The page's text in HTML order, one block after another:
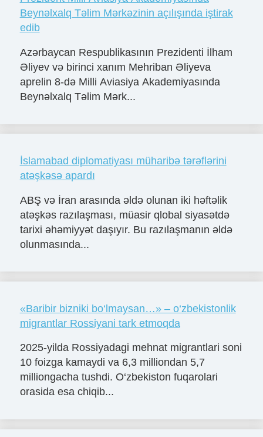
Beynəlxalq Təlim Mərkəzinin açılışında iştirak
edib
Azərbaycan Respublikasının Prezidenti İlham
Əliyev və birinci xanım Mehriban Əliyeva
aprelin 8-də Milli Aviasiya Akademiyasında
Beynəlxalq Təlim Mərk...
İslamabad diplomatiyası müharibə tərəflərini
atəşkəsə apardı
ABŞ və İran arasında əldə olunan iki həftəlik
atəşkəs razılaşması, müasir qlobal siyasətdə
tarixi əhəmiyyət daşıyır. Bu razılaşmanın əldə
olunmasında...
«Baribir bizniki bo‘lmaysan…» – o‘zbekistonlik
migrantlar Rossiyani tark etmoqda
2025-yilda Rossiyadagi mehnat migrantlari soni
10 foizga kamaydi va 6,3 milliondan 5,7
milliongacha tushdi. O‘zbekiston fuqarolari
orasida esa chiqib...